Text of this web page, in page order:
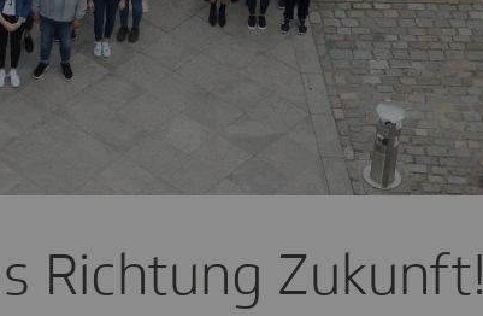
Richtung Zukunft!